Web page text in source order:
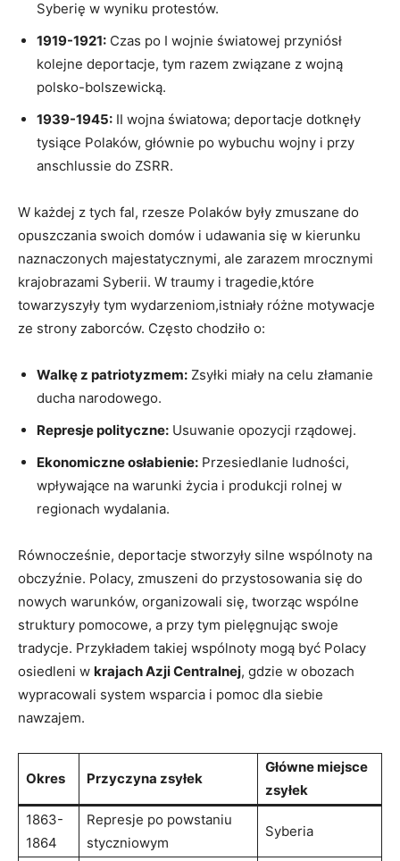
‌Syberię w ‍wyniku protestów.
1919-1921: Czas ⁣po I ⁤wojnie światowej przyniósł
kolejne⁢ deportacje, tym razem związane z ⁤wojną
polsko-bolszewicką.
1939-1945: II ⁣wojna światowa; deportacje dotknęły
tysiące Polaków, głównie po wybuchu ⁢wojny⁣ i przy
anschlussie do ZSRR.
W każdej z tych fal, rzesze Polaków były zmuszane do
opuszczania swoich domów ⁣i‌ udawania⁤ się w​ kierunku
naznaczonych majestatycznymi, ale zarazem mrocznymi
krajobrazami⁣ Syberii. W traumy i tragedie,które
⁣towarzyszyły tym wydarzeniom,istniały różne motywacje
ze strony‌ zaborców. Często chodziło ‌o:
Walkę z patriotyzmem: ⁢Zsyłki miały na celu złamanie
‍ducha narodowego.
Represje polityczne: Usuwanie opozycji rządowej.
Ekonomiczne osłabienie: Przesiedlanie ludności,
wpływające ⁣na warunki życia i produkcji rolnej w
regionach wydalania.
Równocześnie, deportacje stworzyły ⁢silne wspólnoty na
obczyźnie. ⁣Polacy, zmuszeni do przystosowania się do⁣
nowych warunków, organizowali się, tworząc wspólne
struktury pomocowe, a przy ​tym pielęgnując swoje
tradycje. Przykładem takiej wspólnoty mogą być⁤ Polacy
osiedleni w‌ krajach Azji Centralnej, gdzie w obozach
wypracowali system wsparcia i pomoc dla siebie
nawzajem.
Okres Przyczyna‍ zsyłek
Główne miejsce
zsyłek
1863-
1864
Represje po powstaniu
styczniowym
Syberia